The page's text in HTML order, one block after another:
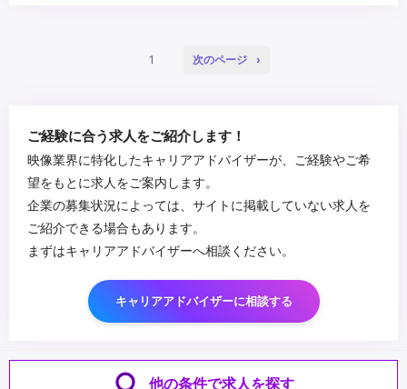
1 次のページ
ご経験に合う求人をご紹介します！
映像業界に特化したキャリアアドバイザーが、ご経験やご希
望をもとに求人をご案内します。
企業の募集状況によっては、サイトに掲載していない求人を
ご紹介できる場合もあります。
まずはキャリアアドバイザーへ相談ください。
キャリアアドバイザーに相談する
他の条件で求人を探す